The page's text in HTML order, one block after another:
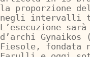
la proporzione
negli intervalli
L’esecuzione
d’archi Gynaikos
Fiesole, fondata